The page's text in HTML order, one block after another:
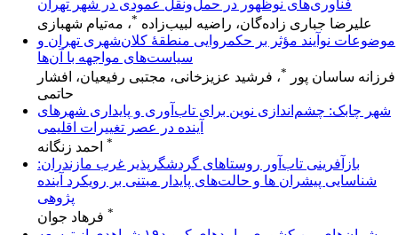
فناوری‌های نوظهور در حمل‌ونقل عمودی در شهر تهران
علیرضا جباری زاده‌گان، راضیه لبیب‌زاده *، مه‌تیام شهبازی
موضوعات نوآیند مؤثر بر حکمروایی منطقۀ کلان‌شهری تهران و
سیاست‌های مواجهه با آن‌ها
فرزانه ساسان پور
*، فرشید عزیزخانی، مجتبی رفیعیان، افشار
حاتمی
شهر چابک: چشم‌اندازی نوین برای تاب‌آوری و پایداری شهرهای
آینده در عصر تغییرات اقلیمی
*
بازآفرینی تاب‌آور روستاهای گردشگرپذیر غرب مازندران:
شناسایی پیشران ها و حالت‌های پایدار مبتنی بر رویکرد آینده
پژوهی
*